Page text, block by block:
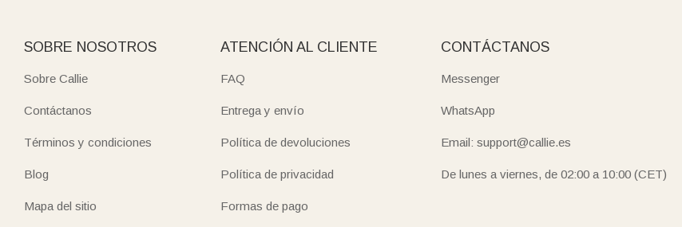
SOBRE NOSOTROS
Sobre Callie
Contáctanos
Términos y condiciones
Blog
Mapa del sitio
ATENCIÓN AL CLIENTE
FAQ
Entrega y envío
Política de devoluciones
Política de privacidad
Formas de pago
CONTÁCTANOS
Messenger
WhatsApp
Email: support@callie.es
De lunes a viernes, de 02:00 a 10:00 (CET)